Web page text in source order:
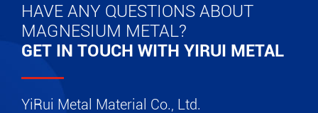
HAVE ANY QUESTIONS ABOUT
MAGNESIUM METAL?
GET IN TOUCH WITH YIRUI METAL
YiRui Metal Material Co., Ltd.